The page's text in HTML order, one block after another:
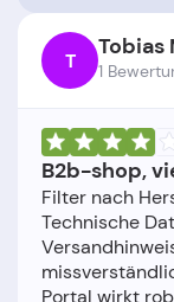
T Tobias
1
B2b-shop,
Filter nach
Technische